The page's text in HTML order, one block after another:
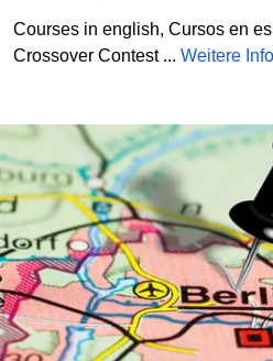
Courses in english, Cursos en
Crossover Contest ... Weitere